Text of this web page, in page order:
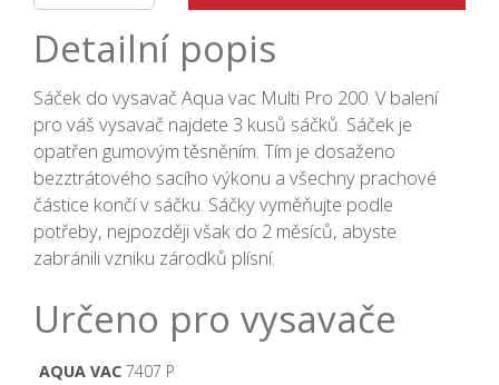
Detailní popis
Sáček do vysavač Aqua vac Multi Pro 200. V balení
pro váš vysavač najdete 3 kusů sáčků. Sáček je
opatřen gumovým těsněním. Tím je dosaženo
bezztrátového sacího výkonu a všechny prachové
částice končí v sáčku. Sáčky vyměňujte podle
potřeby, nejpozději však do 2 měsíců, abyste
zabránili vzniku zárodků plísní.
Určeno pro vysavače
AQUA VAC 7407 P